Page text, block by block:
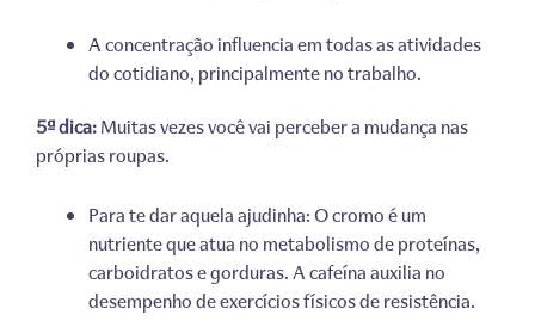
A concentração influencia em todas as atividades
do cotidiano, principalmente no trabalho.
5ª dica:Muitas vezes você vai perceber a mudança nas
próprias roupas.
Para te dar aquela ajudinha: O cromo é um
nutriente que atua no metabolismo de proteínas,
carboidratos e gorduras. A cafeína auxilia no
desempenho de exercícios físicos de resistência.